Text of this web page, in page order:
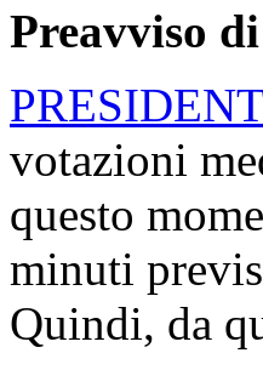
Preavviso
votazioni
questo
minuti
Quindi, da